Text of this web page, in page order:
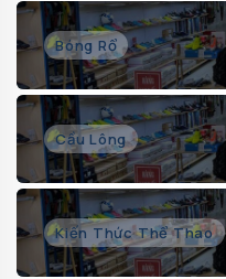
Bóng Rổ
Cầu Lông
Kiến Thức Thể Thao